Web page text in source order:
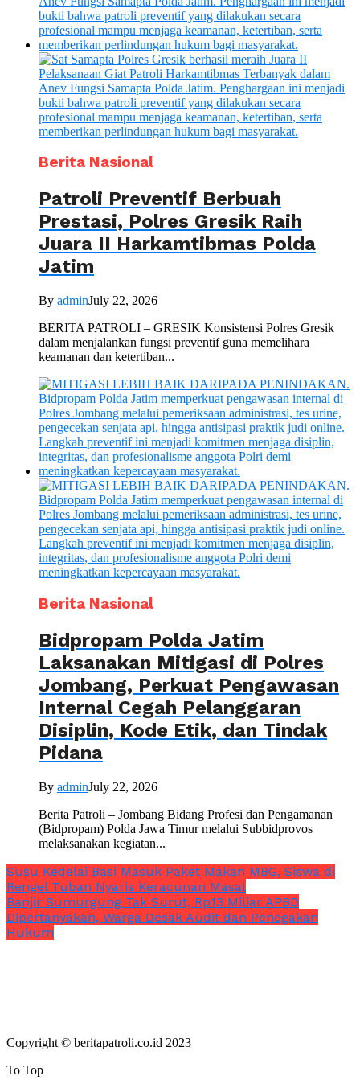
Berita Nasional
Patroli Preventif Berbuah
Prestasi, Polres Gresik Raih
Juara II Harkamtibmas Polda
Jatim
By adminJuly 22, 2026
BERITA PATROLI – GRESIK Konsistensi Polres Gresik
dalam menjalankan fungsi preventif guna memelihara
keamanan dan ketertiban...
Berita Nasional
Bidpropam Polda Jatim
Laksanakan Mitigasi di Polres
Jombang, Perkuat Pengawasan
Internal Cegah Pelanggaran
Disiplin, Kode Etik, dan Tindak
Pidana
By adminJuly 22, 2026
Berita Patroli – Jombang Bidang Profesi dan Pengamanan
(Bidpropam) Polda Jawa Timur melalui Subbidprovos
melaksanakan kegiatan...
Susu Kedelai Basi Masuk Paket Makan MBG, Siswa di
Rengel Tuban Nyaris Keracunan Masal
Banjir Sumurgung Tak Surut, Rp13 Miliar APBD
Dipertanyakan, Warga Desak Audit dan Penegakan
Hukum
Copyright © beritapatroli.co.id 2023
To Top